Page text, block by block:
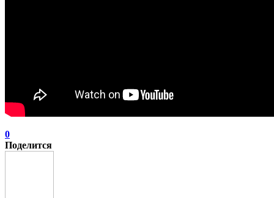
0
Поделится